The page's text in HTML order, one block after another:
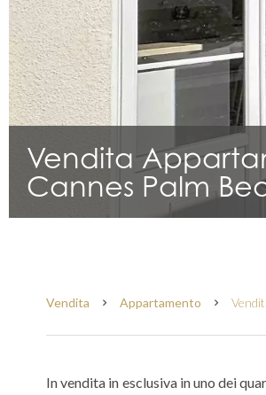
Vendita
Cannes Palm
Vendita Appartamento
In vendita in esclusiva in uno dei